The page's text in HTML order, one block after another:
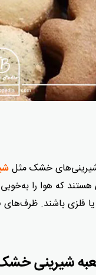
شیرینی‌های خشک مثل
که هوا را
فلزی باشند.